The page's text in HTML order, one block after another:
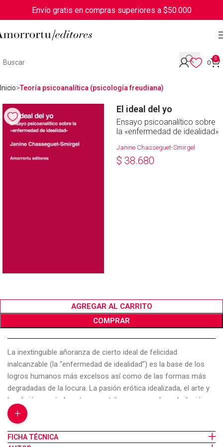
Envío gratis en compras superiores a $50.000
0
0
Inicio Teoría psicoanalítica (psicología freudiana)
El ideal del yo
Ensayo psicoanalítico sobre
la «enfermedad de idealidad»
Janine Chasseguet-Smirgel
$ 38.680
AGREGAR AL CARRITO
COMPRAR
La inextinguible añoranza de cierto ideal de felicidad
inalcanzable (la “enfermedad de idealidad”) es la base de los
logros humanos más excelsos así como de las formas más
degradadas de la locura. La pasión erótica idealizada, el arte y
la religión, según la autora, contribuyen a remplazar la ilusión
original de fusión perfecta con experiencias que recuperan algo
de su embeleso pero reconocen la alteridad así como las
imperfecciones de los objetos. La desmentida de los
+
FICHA TÉCNICA